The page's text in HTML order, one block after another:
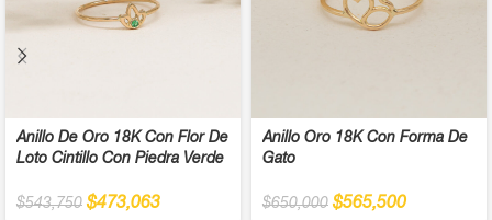
Anillo De Oro 18K Con Flor De
Loto Cintillo Con Piedra Verde
$543,750 $473,063
Anillo Oro 18K Con Forma De
Gato
$650,000 $565,500